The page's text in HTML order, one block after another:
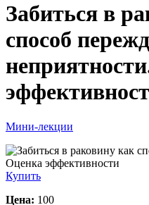
Забиться в
способ
Мини-лекции
Купить
Цена: 100